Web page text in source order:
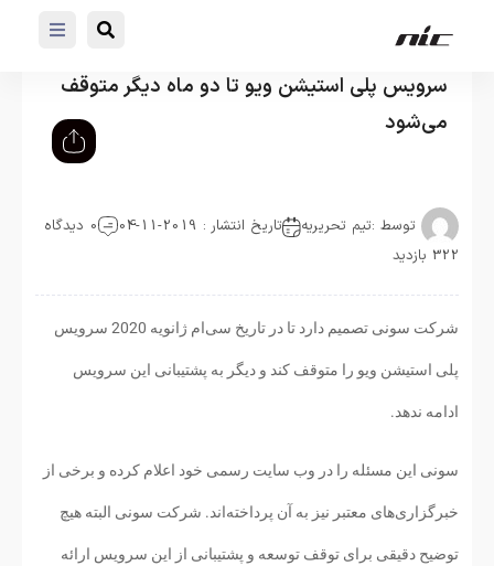
سرویس پلی استیشن ویو تا دو ماه دیگر متوقف
می‌شود
توسط :تیم تحریریه تاریخ انتشار : 2019-11-04
0 دیدگاه
322 بازدید
شرکت سونی تصمیم دارد تا در تاریخ سی‌ام ژانویه 2020 سرویس
پلی استیشن ویو را متوقف کند و دیگر به پشتیبانی این سرویس
ادامه ندهد.
سونی این مسئله را در وب سایت رسمی خود اعلام کرده و برخی از
خبرگزاری‌های معتبر نیز به آن پرداخته‌اند. شرکت سونی البته هیچ
توضیح دقیقی برای توقف توسعه و پشتیبانی از این سرویس ارائه